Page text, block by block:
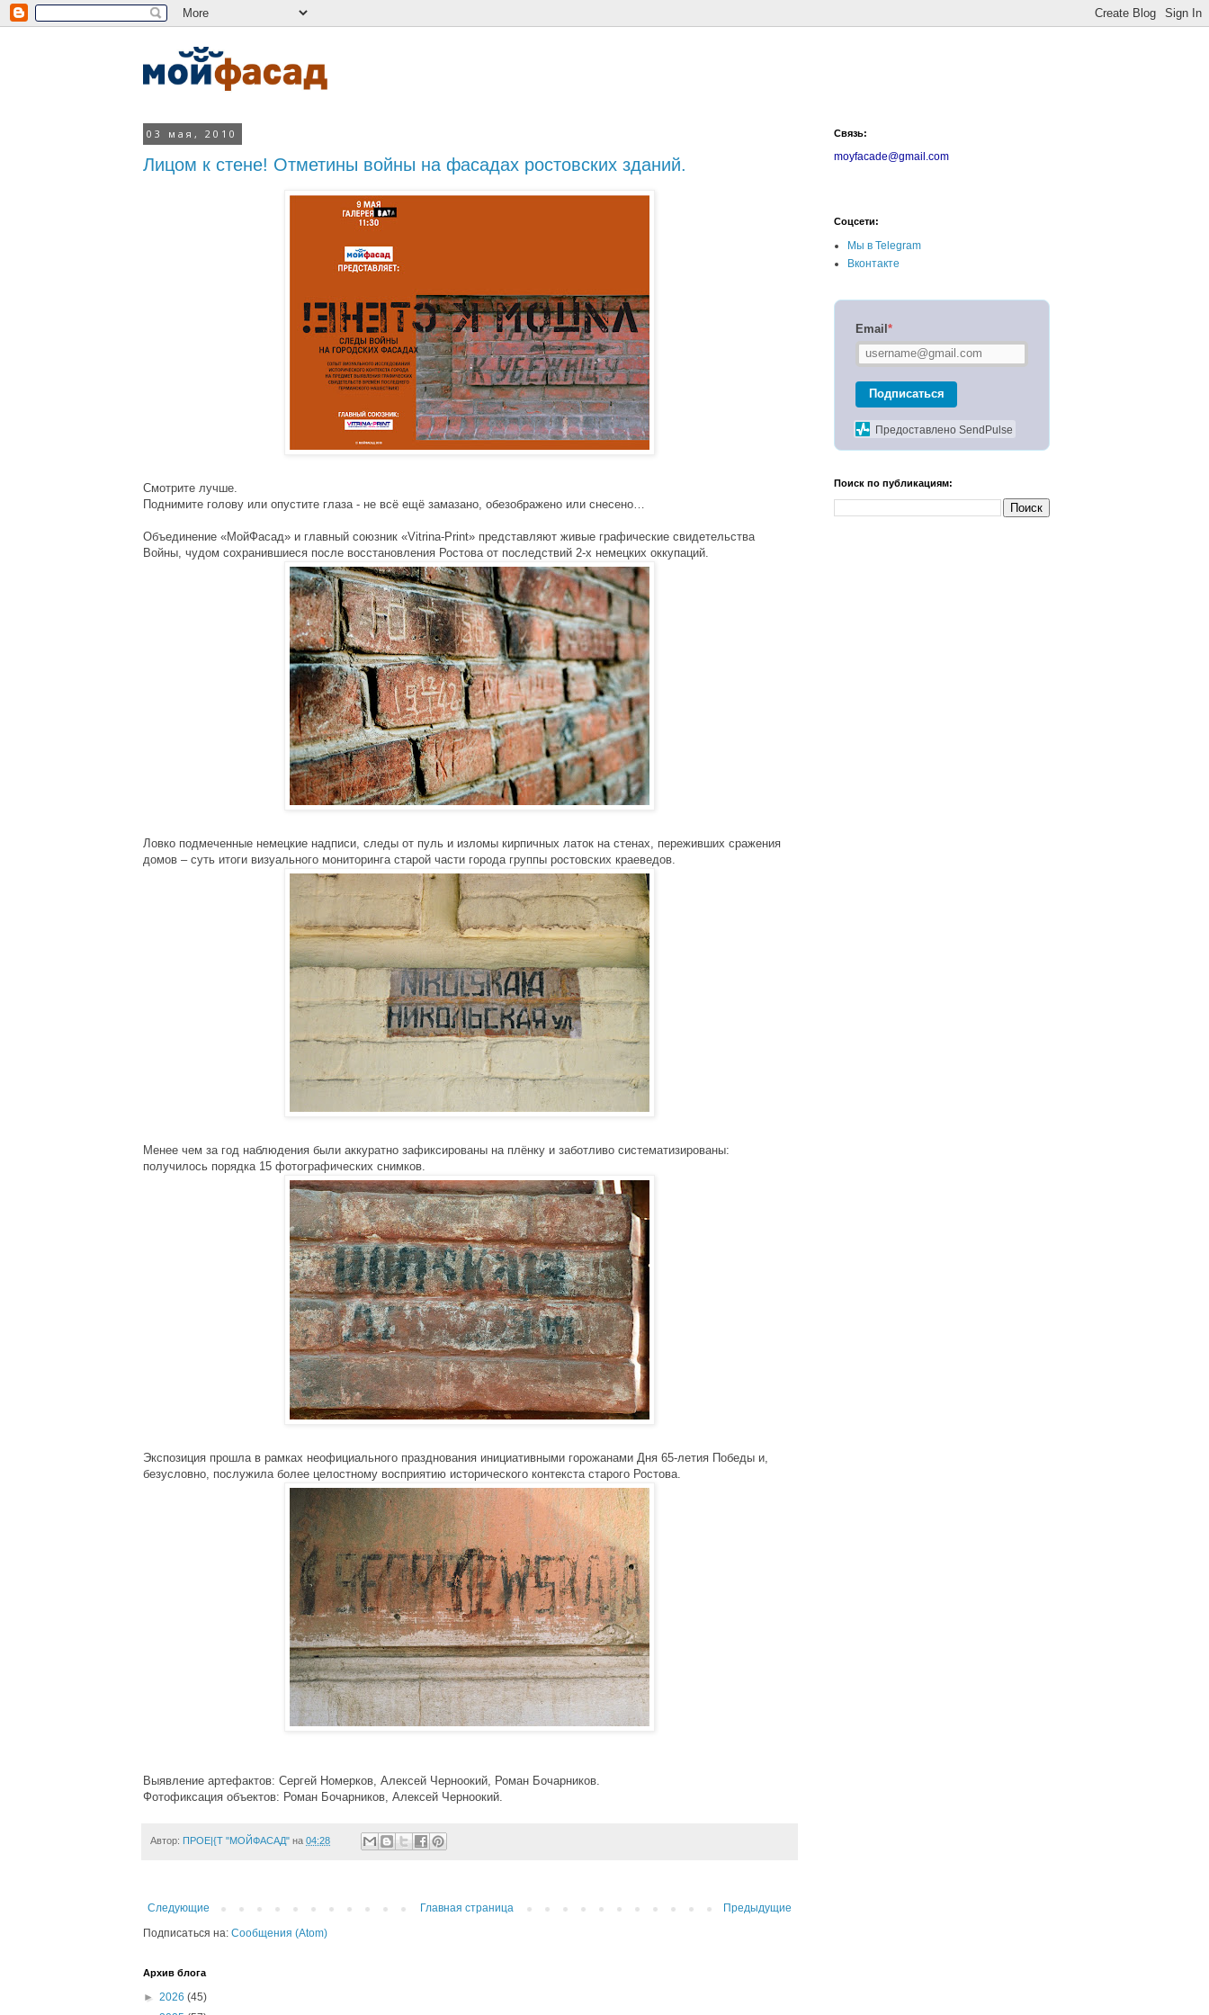
03 мая, 2010
Лицом к стене! Отметины войны на фасадах ростовских зданий.
Смотрите лучше.
Поднимите голову или опустите глаза - не всё ещё замазано, обезображено или снесено…
Объединение «МойФасад» и главный союзник «Vitrina-Print» представляют живые графические свидетельства
Войны, чудом сохранившиеся после восстановления Ростова от последствий 2-х немецких оккупаций.
Ловко подмеченные немецкие надписи, следы от пуль и изломы кирпичных латок на стенах, переживших сражения
домов – суть итоги визуального мониторинга старой части города группы ростовских краеведов.
Менее чем за год наблюдения были аккуратно зафиксированы на плёнку и заботливо систематизированы:
получилось порядка 15 фотографических снимков.
Экспозиция прошла в рамках неофициального празднования инициативными горожанами Дня 65-летия Победы и,
безусловно, послужила более целостному восприятию исторического контекста старого Ростова.
Выявление артефактов: Сергей Номерков, Алексей Черноокий, Роман Бочарников.
Фотофиксация объектов: Роман Бочарников, Алексей Черноокий.
Автор: ПРОЕ|{Т "МОЙФАСАД" на 04:28
Следующие Предыдущие
Главная страница
Подписаться на: Сообщения (Atom)
Архив блога
► 2026 (45)
Связь:
moyfacade@gmail.com
Соцсети:
Мы в Telegram
Вконтакте
Email*
Подписаться
Предоставлено SendPulse
Поиск по публикациям: